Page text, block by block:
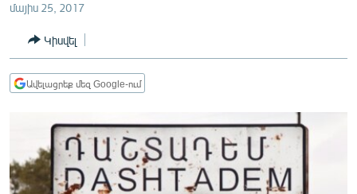
ԻՐԱՎՈՒՆՔ
ՀԱՍԱՐԱԿՈՒԹՅՈՒՆ
ՏՆՏԵՍՈՒԹՅՈՒՆ
ՊԱՏԵՐԱԶՄԻ 6 ՇԱԲԱԹՆԵՐԸ
ՏԱՐԱԾԱՇՐՋԱՆ
ՄԻՋԱԶԳԱՅԻՆ
մայիս 25, 2017
Կիսվել
Ավելացրեք մեզ Google-ում